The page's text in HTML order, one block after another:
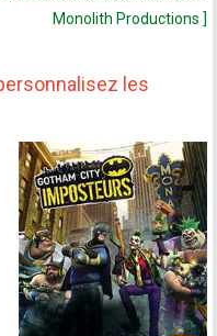
Monolith Productions ]
les